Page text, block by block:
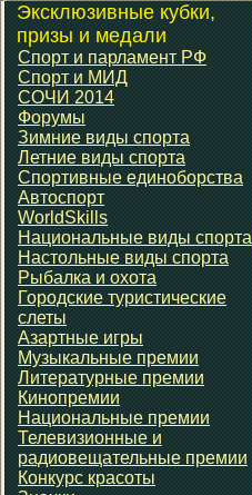
Эксклюзивные кубки,
призы и медали
Спорт и парламент РФ
Спорт и МИД
СОЧИ 2014
Форумы
Зимние виды спорта
Летние виды спорта
Спортивные единоборства
Автоспорт
WorldSkills
Национальные виды спорта
Настольные виды спорта
Рыбалка и охота
Городские туристические
слеты
Азартные игры
Музыкальные премии
Литературные премии
Кинопремии
Национальные премии
Телевизионные и
радиовещательные премии
Конкурс красоты